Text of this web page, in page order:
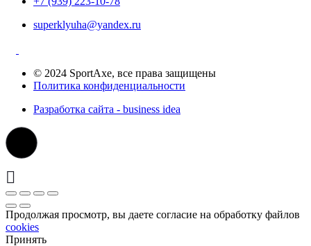
superklyuha@yandex.ru
© 2024 SportAxe, все права защищены
Политика конфиденциальности
Разработка сайта - business idea
Продолжая просмотр, вы даете согласие на обработку файлов
cookies
Принять